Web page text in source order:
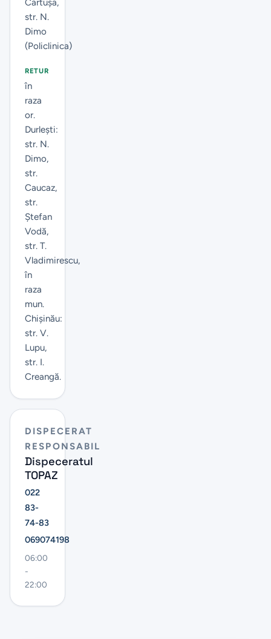
str. N.
Dimo
(Policlinica)
RETUR
în
raza
or.
Durlești:
str. N.
Dimo,
str.
Caucaz,
str.
Ștefan
Vodă,
str. T.
Vladimirescu,
în
raza
mun.
Chișinău:
str. V.
Lupu,
str. I.
Creangă.
DISPECERAT
RESPONSABIL
Dispeceratul
TOPAZ
022
83-
74-83
069074198
06:00
-
22:00